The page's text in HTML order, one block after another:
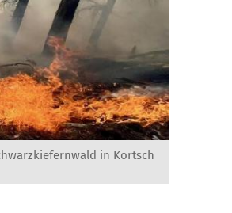
in Kortsch